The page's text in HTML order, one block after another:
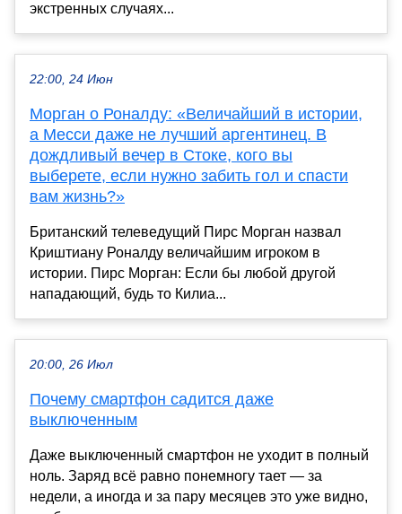
экстренных случаях...
22:00, 24 Июн
Морган о Роналду: «Величайший в истории,
а Месси даже не лучший аргентинец. В
дождливый вечер в Стоке, кого вы
выберете, если нужно забить гол и спасти
вам жизнь?»
Британский телеведущий Пирс Морган назвал
Криштиану Роналду величайшим игроком в
истории. Пирс Морган: Если бы любой другой
нападающий, будь то Килиа...
20:00, 26 Июл
Почему смартфон садится даже
выключенным
Даже выключенный смартфон не уходит в полный
ноль. Заряд всё равно понемногу тает — за
недели, а иногда и за пару месяцев это уже видно,